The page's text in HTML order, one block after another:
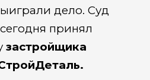
дело. Суд
принял
застройщика